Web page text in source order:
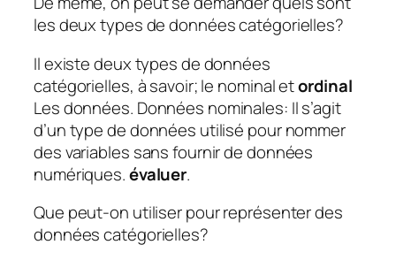
les deux types de données catégorielles?
Il existe deux types de données
catégorielles, à savoir; le nominal etordinal
Les données. Données nominales: Il s’agit
d’un type de données utilisé pour nommer
des variables sans fournir de données
numériques.évaluer.
Que peut-on utiliser pour représenter des
données catégorielles?